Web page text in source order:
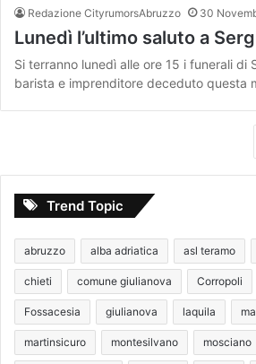
Redazione CityrumorsAbruzzo 30
Lunedì l’ultimo saluto a
Si terranno lunedì alle ore 15 i funerali di
barista e imprenditore deceduto questa
Trend Topic
abruzzo alba adriatica asl teramo
chieti comune giulianova Corropoli
Fossacesia giulianova laquila
martinsicuro montesilvano mosciano